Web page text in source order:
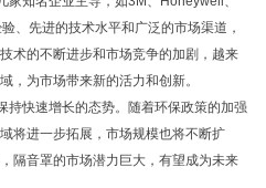
、先进的技术水平和广泛的市场渠道，
术的不断进步和市场竞争的加剧，越来
，为市场带来新的活力和创新。
持快速增长的态势。随着环保政策的加强
将进一步拓展，市场规模也将不断扩
隔音罩的市场潜力巨大，有望成为未来